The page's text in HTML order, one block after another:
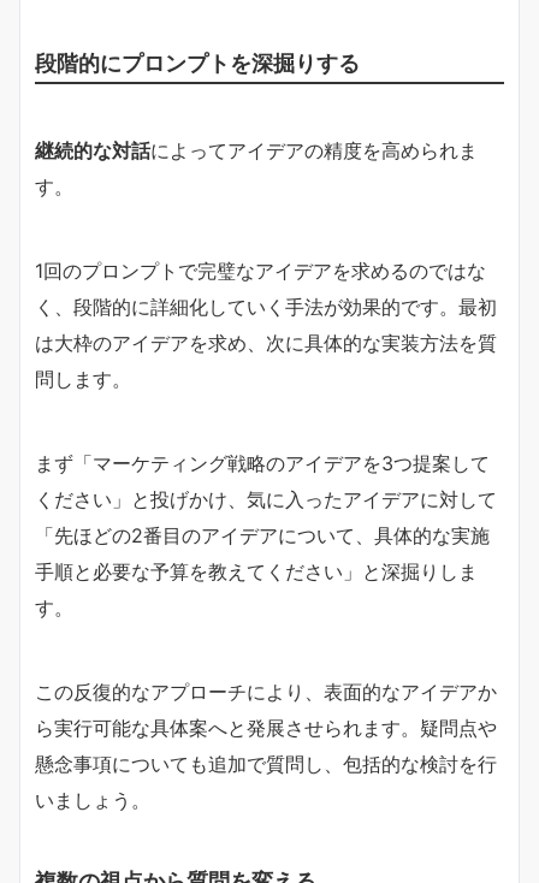
段階的にプロンプトを深掘りする
継続的な対話によってアイデアの精度を高められま
す。
1回のプロンプトで完璧なアイデアを求めるのではな
く、段階的に詳細化していく手法が効果的です。最初
は大枠のアイデアを求め、次に具体的な実装方法を質
問します。
まず「マーケティング戦略のアイデアを3つ提案して
ください」と投げかけ、気に入ったアイデアに対して
「先ほどの2番目のアイデアについて、具体的な実施
手順と必要な予算を教えてください」と深掘りしま
す。
この反復的なアプローチにより、表面的なアイデアか
ら実行可能な具体案へと発展させられます。疑問点や
懸念事項についても追加で質問し、包括的な検討を行
いましょう。